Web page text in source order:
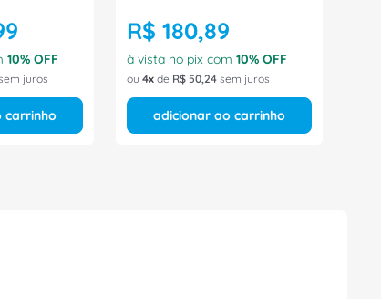
10% OFF
juros
carrinho
R$ 180,89
à vista no pix com 10% OFF
ou 4 de R$ 50,24 sem juros
adicionar ao carrinho